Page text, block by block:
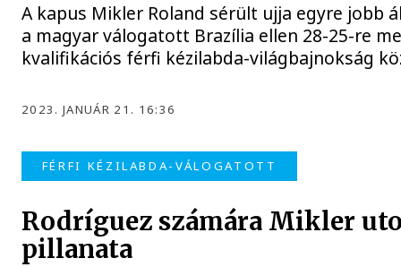
A kapus Mikler Roland sérült ujja egyre jobb
a magyar válogatott Brazília ellen 28-25-re
kvalifikációs férfi kézilabda-világbajnokság
2023. JANUÁR 21. 16:36
FÉRFI KÉZILABDA-VÁLOGATOTT
Rodríguez számára Mikler
pillanata